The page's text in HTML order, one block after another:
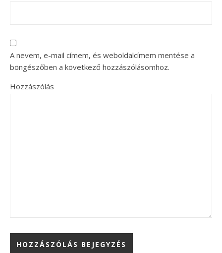
A nevem, e-mail címem, és weboldalcímem mentése a
böngészőben a következő hozzászólásomhoz.
Hozzászólás